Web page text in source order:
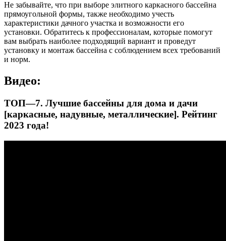
Не забывайте, что при выборе элитного каркасного бассейна
прямоугольной формы, также необходимо учесть
характеристики дачного участка и возможности его
установки. Обратитесь к профессионалам, которые помогут
вам выбрать наиболее подходящий вариант и проведут
установку и монтаж бассейна с соблюдением всех требований
и норм.
Видео:
ТОП—7. Лучшие бассейны для дома и дачи
[каркасные, надувные, металлические]. Рейтинг
2023 года!